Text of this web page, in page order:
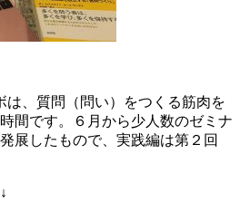
は、質問（問い）をつくる筋肉を
間です。６月から少人数のゼミナ
展したもので、実践編は第２回